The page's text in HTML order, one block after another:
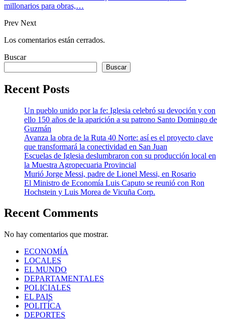
millonarios para obras,…
Prev Next
Los comentarios están cerrados.
Buscar
Buscar
Recent Posts
Un pueblo unido por la fe: Iglesia celebró su devoción y con
ello 150 años de la aparición a su patrono Santo Domingo de
Guzmán
Avanza la obra de la Ruta 40 Norte: así es el proyecto clave
que transformará la conectividad en San Juan
Escuelas de Iglesia deslumbraron con su producción local en
la Muestra Agropecuaria Provincial
Murió Jorge Messi, padre de Lionel Messi, en Rosario
El Ministro de Economía Luis Caputo se reunió con Ron
Hochstein y Luis Morea de Vicuña Corp.
Recent Comments
No hay comentarios que mostrar.
ECONOMÍA
LOCALES
EL MUNDO
DEPARTAMENTALES
POLICIALES
EL PAIS
POLITÍCA
DEPORTES